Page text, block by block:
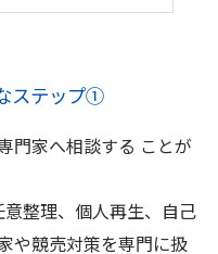
ステップ①
門家へ相談する ことが
整理、個人再生、自己
や競売対策を専門に扱